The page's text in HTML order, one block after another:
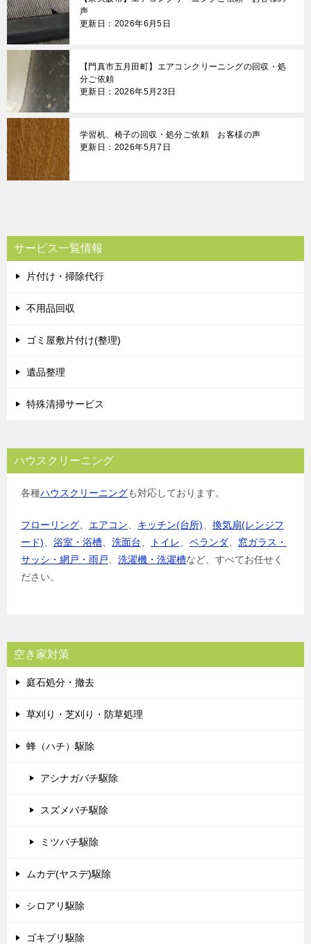
声
更新日：2026年6月5日
【門真市五月田町】エアコンクリーニングの回収・処
分ご依頼
更新日：2026年5月23日
学習机、椅子の回収・処分ご依頼 お客様の声
更新日：2026年5月7日
サービス一覧情報
片付け・掃除代行
不用品回収
ゴミ屋敷片付け(整理)
遺品整理
特殊清掃サービス
ハウスクリーニング
各種ハウスクリーニングも対応しております。
フローリング エアコン キッチン(台所)
換気扇(レンジフ
ード)
浴室・浴槽 洗面台 トイレ ベランダ
窓ガラス・
サッシ・網戸・雨戸
洗濯機・洗濯槽など、すべてお任せく
ださい。
空き家対策
庭石処分・撤去
草刈り・芝刈り・防草処理
蜂（ハチ）駆除
アシナガバチ駆除
スズメバチ駆除
ミツバチ駆除
ムカデ(ヤスデ)駆除
シロアリ駆除
ゴキブリ駆除